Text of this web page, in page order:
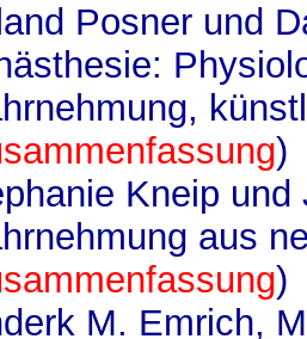
Posner und
)
Kneip
aus
)
M. Emrich,